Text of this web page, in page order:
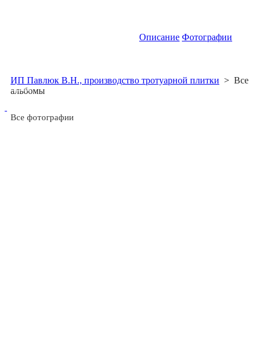
Описание Фотографии
ИП Павлюк В.Н., производство тротуарной плитки > Все
альбомы
Фото
Все фотографии